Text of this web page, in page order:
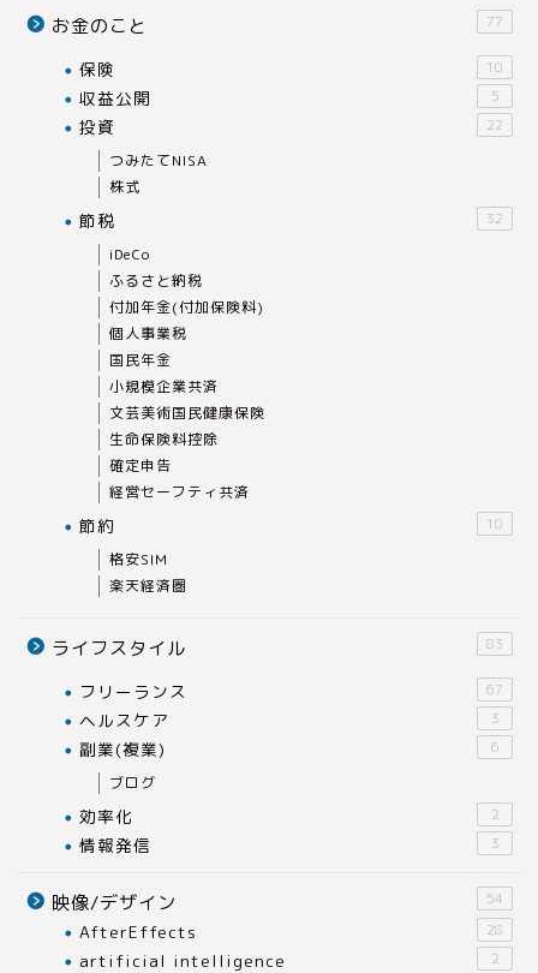
お金のこと 77
保険 10
収益公開 5
投資 22
つみたてNISA
株式
節税 32
iDeCo
ふるさと納税
付加年金(付加保険料)
個人事業税
国民年金
小規模企業共済
文芸美術国民健康保険
生命保険料控除
確定申告
経営セーフティ共済
節約 10
格安SIM
楽天経済圏
ライフスタイル 83
フリーランス 67
ヘルスケア 3
副業(複業) 6
ブログ
効率化 2
情報発信 3
映像/デザイン 54
AfterEffects 28
artificial intelligence 2